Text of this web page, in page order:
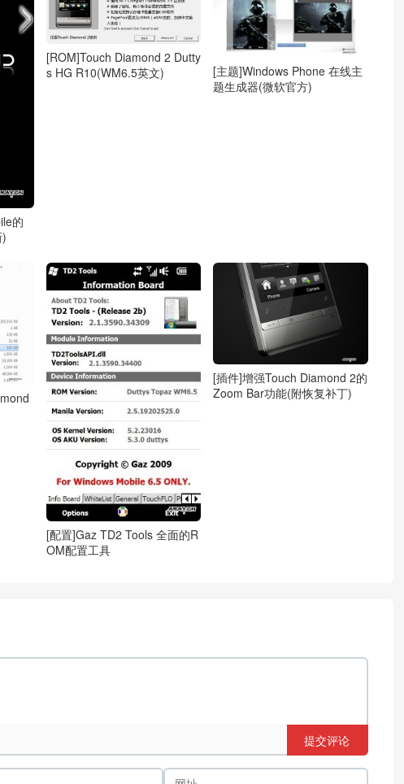
的
[ROM]Touch Diamond 2 Dutty
s HG R10(WM6.5英文)
[主题]Windows Phone 在线主
题生成器(微软官方)
[配置]Gaz TD2 Tools 全面的R
OM配置工具
[插件]增强Touch Diamond 2的
Zoom Bar功能(附恢复补丁)
提交评论